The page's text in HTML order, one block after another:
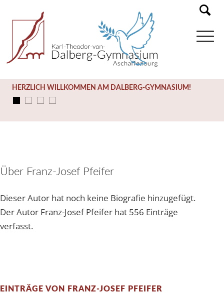
HERZLICH WILLKOMMEN AM DALBERG-GYMNASIUM!
Über Franz-Josef Pfeifer
Dieser Autor hat noch keine Biografie hinzugefügt.
Der Autor Franz-Josef Pfeifer hat 556 Einträge
verfasst.
EINTRÄGE VON FRANZ-JOSEF PFEIFER